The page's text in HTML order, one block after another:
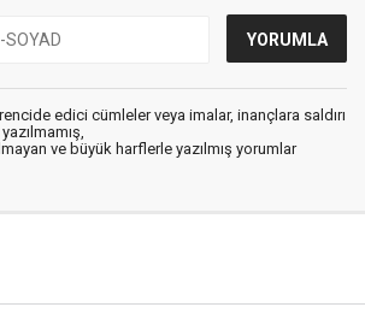
edici cümleler veya imalar, inançlara saldırı
ve büyük harflerle yazılmış yorumlar